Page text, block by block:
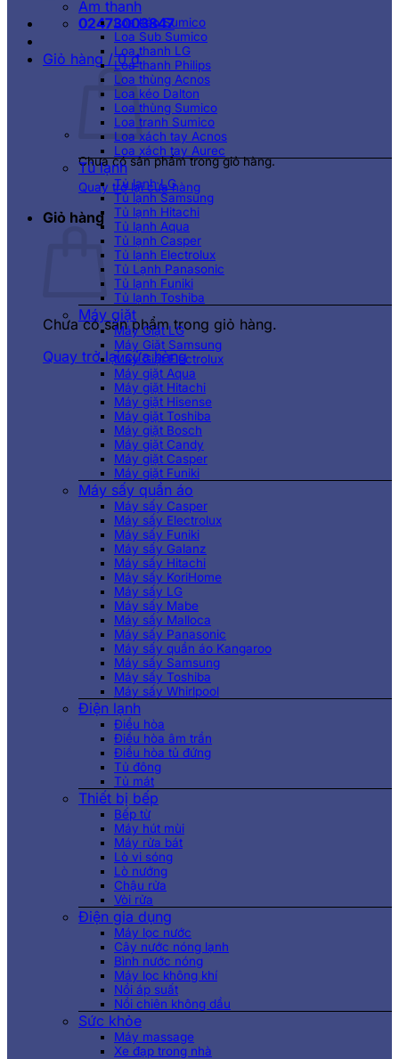
02473003847
Giỏ hàng /0₫
Chưa có sản phẩm trong giỏ hàng.
Quay trở lại cửa hàng
Giỏ hàng
Chưa có sản phẩm trong giỏ hàng.
Quay trở lại cửa hàng
Âm thanh
Loa kéo Sumico
Loa Sub Sumico
Loa thanh LG
Loa thanh Philips
Loa thùng Acnos
Loa kéo Dalton
Loa thùng Sumico
Loa tranh Sumico
Loa xách tay Acnos
Loa xách tay Aurec
Tủ lạnh
Tủ lạnh LG
Tủ lạnh Samsung
Tủ lạnh Hitachi
Tủ lạnh Aqua
Tủ lạnh Casper
Tủ lạnh Electrolux
Tủ Lạnh Panasonic
Tủ lạnh Funiki
Tủ lạnh Toshiba
Máy giặt
Máy Giặt LG
Máy Giặt Samsung
Máy Giặt Electrolux
Máy giặt Aqua
Máy giặt Hitachi
Máy giặt Hisense
Máy giặt Toshiba
Máy giặt Bosch
Máy giặt Candy
Máy giặt Casper
Máy giặt Funiki
Máy sấy quần áo
Máy sấy Casper
Máy sấy Electrolux
Máy sấy Funiki
Máy sấy Galanz
Máy sấy Hitachi
Máy sấy KoriHome
Máy sấy LG
Máy sấy Mabe
Máy sấy Malloca
Máy sấy Panasonic
Máy sấy quần áo Kangaroo
Máy sấy Samsung
Máy sấy Toshiba
Máy sấy Whirlpool
Điện lạnh
Điều hòa
Điều hòa âm trần
Điều hòa tủ đứng
Tủ đông
Tủ mát
Thiết bị bếp
Bếp từ
Máy hút mùi
Máy rửa bát
Lò vi sóng
Lò nướng
Chậu rửa
Vòi rửa
Điện gia dụng
Máy lọc nước
Cây nước nóng lạnh
Bình nước nóng
Máy lọc không khí
Nồi áp suất
Nồi chiên không dầu
Sức khỏe
Máy massage
Xe đạp trong nhà